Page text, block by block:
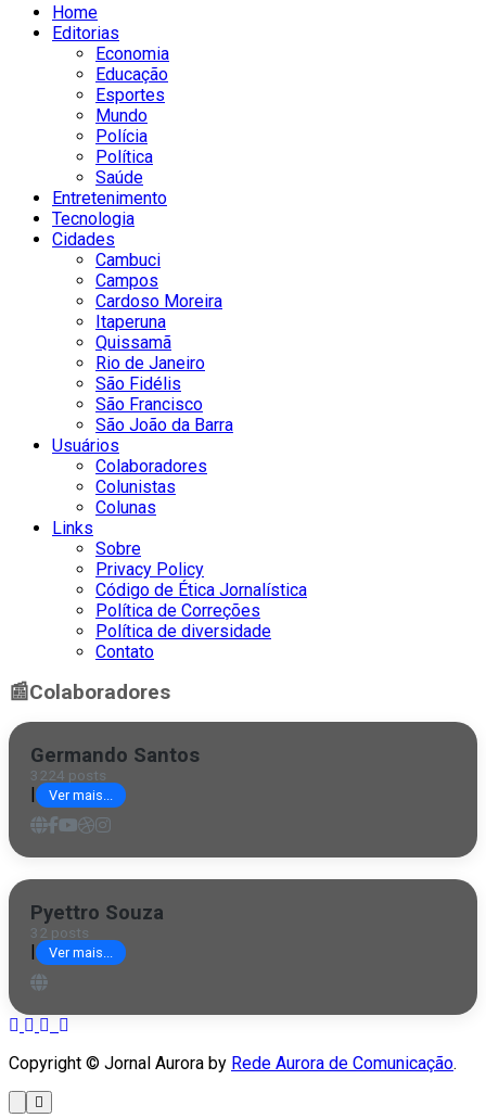
Home
Editorias
Economia
Educação
Esportes
Mundo
Polícia
Política
Saúde
Entretenimento
Tecnologia
Cidades
Cambuci
Campos
Cardoso Moreira
Itaperuna
Quissamã
Rio de Janeiro
São Fidélis
São Francisco
São João da Barra
Usuários
Colaboradores
Colunistas
Colunas
Links
Sobre
Privacy Policy
Código de Ética Jornalística
Política de Correções
Política de diversidade
Contato
📰Colaboradores
Germando Santos
3224 posts
| Ver mais...
Pyettro Souza
32 posts
| Ver mais...
Copyright © Jornal Aurora by Rede Aurora de Comunicação.